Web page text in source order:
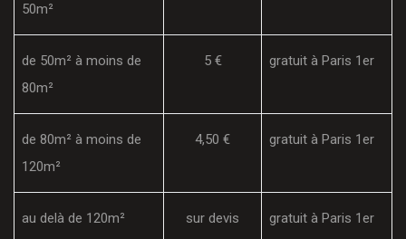
50m²
de 50m² à moins de
80m²
5 € gratuit à Paris 1er
de 80m² à moins de
120m²
4,50 € gratuit à Paris 1er
au delà de 120m² sur devis gratuit à Paris 1er